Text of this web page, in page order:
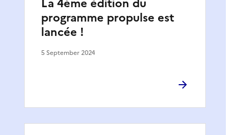
programme propulse est
lancée !
5 September 2024